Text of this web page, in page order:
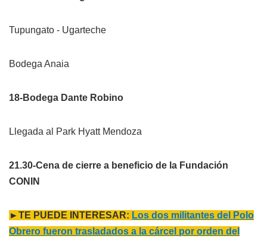
Tupungato - Ugarteche
Bodega Anaia
18-Bodega Dante Robino
Llegada al Park Hyatt Mendoza
21.30-Cena de cierre a beneficio de la Fundación
CONIN
►TE PUEDE INTERESAR: Los dos militantes del Polo
Obrero fueron trasladados a la cárcel por orden del